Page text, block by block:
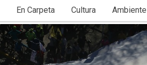
En Carpeta Cultura Ambiente